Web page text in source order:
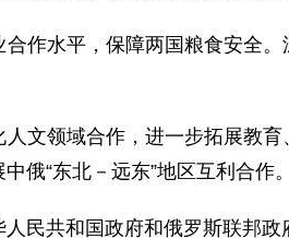
合作水平，保障两国粮食安全
文领域合作，进一步拓展教
俄“东北－远东”地区互利合作。
民共和国政府和俄罗斯联邦政